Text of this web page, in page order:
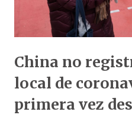
China no
local de
primera vez